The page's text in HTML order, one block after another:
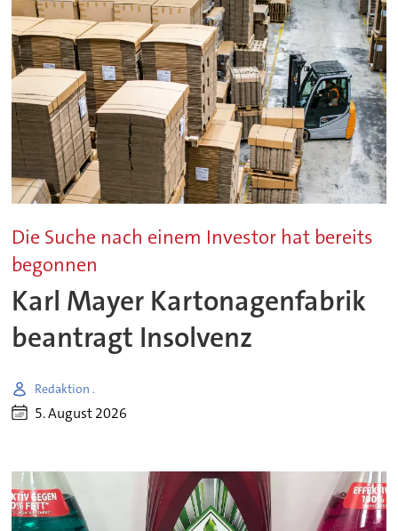
Die Suche nach einem Investor hat bereits
begonnen
Karl Mayer Kartonagenfabrik
beantragt Insolvenz
Redaktion .
5. August 2026